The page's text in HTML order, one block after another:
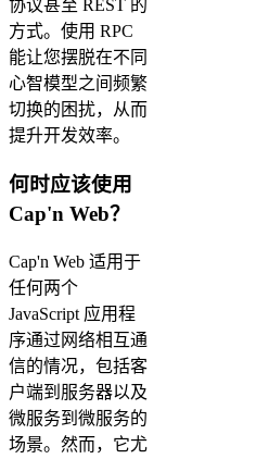
协议甚至 REST 的
方式。使用 RPC
能让您摆脱在不同
心智模型之间频繁
切换的困扰，从而
提升开发效率。
何时应该使用
Cap'n Web？
Cap'n Web 适用于
任何两个
JavaScript 应用程
序通过网络相互通
信的情况，包括客
户端到服务器以及
微服务到微服务的
场景。然而，它尤